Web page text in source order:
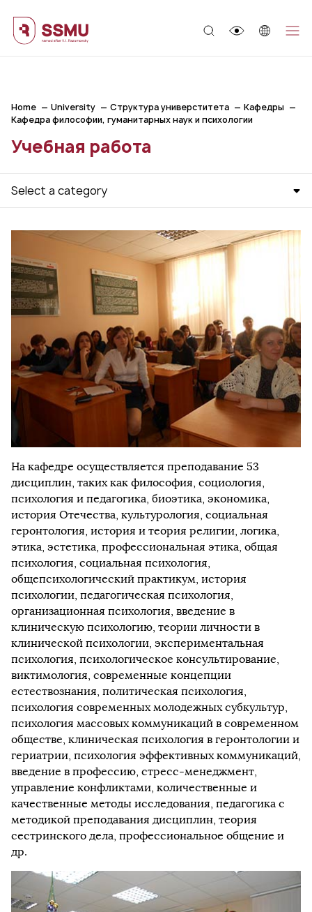
Home University Структура универститета
Кафедры
Кафедра философии, гуманитарных наук и психологии
Учебная работа
Select a category
На кафедре осуществляется преподавание 53
дисциплин, таких как философия, социология,
психология и педагогика, биоэтика, экономика,
история Отечества, культурология, социальная
геронтология, история и теория религии, логика,
этика, эстетика, профессиональная этика, общая
психология, социальная психология,
общепсихологический практикум, история
психологии, педагогическая психология,
организационная психология, введение в
клиническую психологию, теории личности в
клинической психологии, экспериментальная
психология, психологическое консультирование,
виктимология, современные концепции
естествознания, политическая психология,
психология современных молодежных субкультур,
психология массовых коммуникаций в современном
обществе, клиническая психология в геронтологии и
гериатрии, психология эффективных коммуникаций,
введение в профессию, стресс-менеджмент,
управление конфликтами, количественные и
качественные методы исследования, педагогика с
методикой преподавания дисциплин, теория
сестринского дела, профессиональное общение и
др.